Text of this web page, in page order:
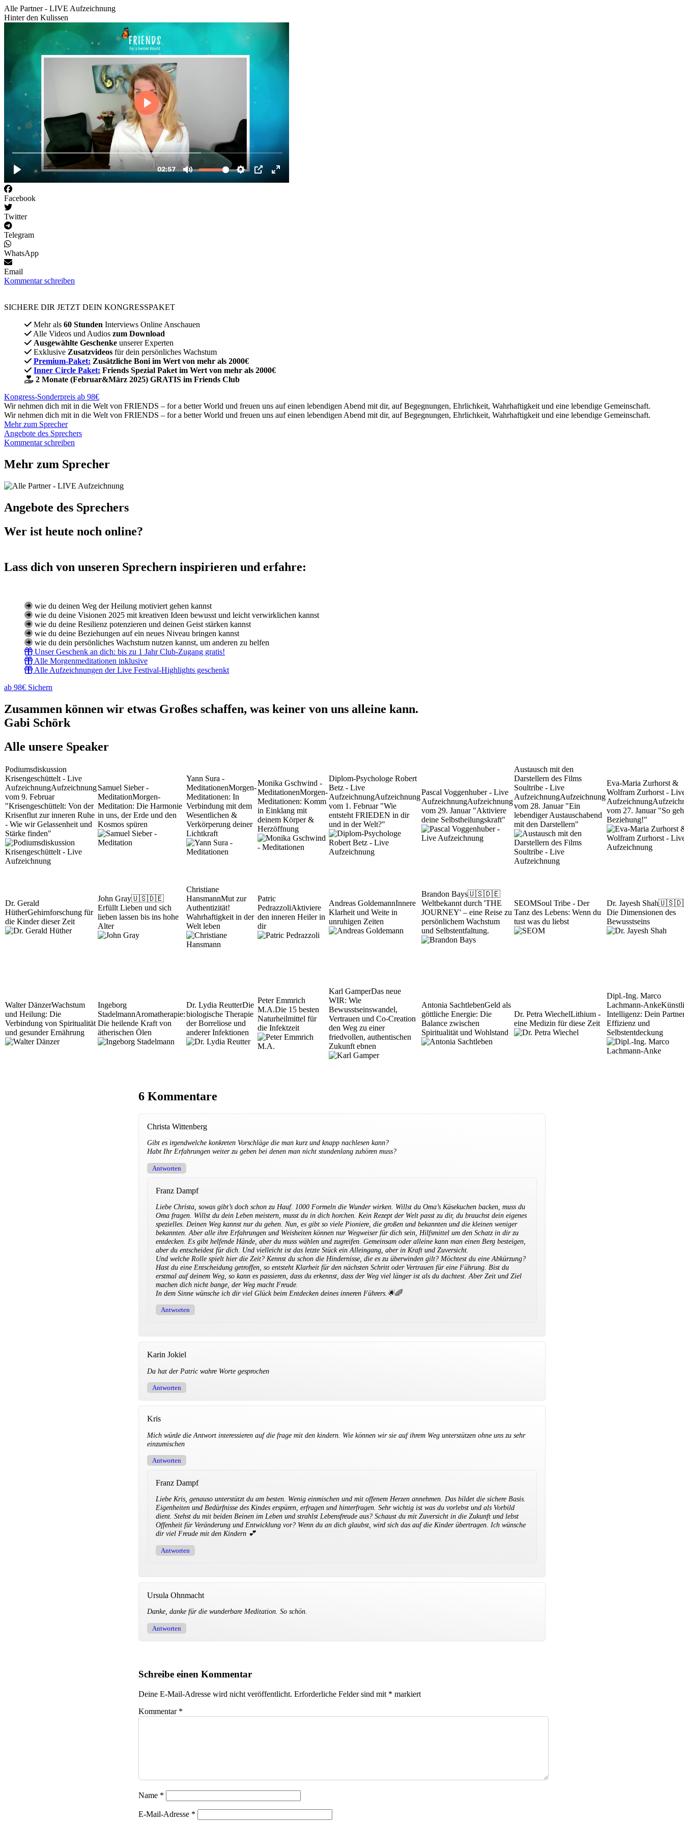
Alle Partner - LIVE Aufzeichnung
Hinter den Kulissen
Facebook
Twitter
Telegram
WhatsApp
Email
Kommentar schreiben
SICHERE DIR JETZT DEIN KONGRESSPAKET​
Mehr als 60 Stunden Interviews Online Anschauen
Alle Videos und Audios zum Download
Ausgewählte Geschenke unserer Experten
Exklusive Zusatzvideos für dein persönliches Wachstum
Premium-Paket: Zusätzliche Boni im Wert von mehr als 2000€
Inner Circle Paket: Friends Spezial Paket im Wert von mehr als 2000€
2 Monate (Februar&März 2025) GRATIS im Friends Club
Kongress-Sonderpreis ab 98€
Wir nehmen dich mit in die Welt von FRIENDS – for a better World und freuen uns auf einen lebendigen Abend mit dir, auf Begegnungen, Ehrlichkeit, Wahrhaftigkeit und eine lebendige Gemeinschaft.
Wir nehmen dich mit in die Welt von FRIENDS – for a better World und freuen uns auf einen lebendigen Abend mit dir, auf Begegnungen, Ehrlichkeit, Wahrhaftigkeit und eine lebendige Gemeinschaft.
Mehr zum Sprecher
Angebote des Sprechers
Kommentar schreiben
Mehr zum Sprecher
Angebote des Sprechers
Wer ist heute noch online?
Lass dich von unseren Sprechern inspirieren und erfahre:
wie du deinen Weg der Heilung motiviert gehen kannst
wie du deine Visionen 2025 mit kreativen Ideen bewusst und leicht verwirklichen kannst
wie du deine Resilienz potenzieren und deinen Geist stärken kannst
wie du deine Beziehungen auf ein neues Niveau bringen kannst
wie du dein persönliches Wachstum nutzen kannst, um anderen zu helfen
Unser Geschenk an dich: bis zu 1 Jahr Club-Zugang gratis!
Alle Morgenmeditationen inklusive
Alle Aufzeichnungen der Live Festival-Highlights geschenkt
ab 98€ Sichern
Zusammen können wir etwas Großes schaffen, was keiner von uns alleine kann.
Gabi Schörk
Alle unsere Speaker
Podiumsdiskussion
Krisengeschüttelt - Live
AufzeichnungAufzeichnung
vom 9. Februar
"Krisengeschüttelt: Von der
Krisenflut zur inneren Ruhe
- Wie wir Gelassenheit und
Stärke finden"
Samuel Sieber -
MeditationMorgen-
Meditation: Die Harmonie
in uns, der Erde und den
Kosmos spüren
Yann Sura -
MeditationenMorgen-
Meditationen: In
Verbindung mit dem
Wesentlichen &
Verkörperung deiner
Lichtkraft
Monika Gschwind -
MeditationenMorgen-
Meditationen: Komm
in Einklang mit
deinem Körper &
Herzöffnung
Diplom-Psychologe Robert
Betz - Live
AufzeichnungAufzeichnung
vom 1. Februar "Wie
entsteht FRIEDEN in dir
und in der Welt?"
Pascal Voggenhuber - Live
AufzeichnungAufzeichnung
vom 29. Januar "Aktiviere
deine Selbstheilungskraft"
Austausch mit den
Darstellern des Films
Soultribe - Live
AufzeichnungAufzeichnung
vom 28. Januar "Ein
lebendiger Austauschabend
mit den Darstellern"
Eva-Maria Zurhorst &
Wolfram Zurhorst -
Aufzeichnung
vom 27. Januar "So
Beziehung!"
Dr. Gerald
HütherGehirnforschung für
die Kinder dieser Zeit
John Gray🇺🇸🇩🇪
Erfüllt Lieben und sich
lieben lassen bis ins hohe
Alter
Christiane
HansmannMut zur
Authentizität!
Wahrhaftigkeit in der
Welt leben
Patric
PedrazzoliAktiviere
den inneren Heiler in
dir
Andreas GoldemannInnere
Klarheit und Weite in
unruhigen Zeiten
Brandon Bays🇺🇸🇩🇪
Weltbekannt durch 'THE
JOURNEY' – eine Reise zu
persönlichem Wachstum
und Selbstentfaltung.
SEOMSoul Tribe - Der
Tanz des Lebens: Wenn du
tust was du liebst
Dr. Jayesh Shah
Die Dimensionen des
Bewusstseins
Walter DänzerWachstum
und Heilung: Die
Verbindung von Spiritualität
und gesunder Ernährung
Ingeborg
StadelmannAromatherapie:
Die heilende Kraft von
ätherischen Ölen
Dr. Lydia ReutterDie
biologische Therapie
der Borreliose und
anderer Infektionen
Peter Emmrich
M.A.Die 15 besten
Naturheilmittel für
die Infektzeit
Karl GamperDas neue
WIR: Wie
Bewusstseinswandel,
Vertrauen und Co-Creation
den Weg zu einer
friedvollen, authentischen
Zukunft ebnen
Antonia SachtlebenGeld als
göttliche Energie: Die
Balance zwischen
Spiritualität und Wohlstand
Dr. Petra WiechelLithium -
eine Medizin für diese Zeit
Dipl.-Ing. Marco
Lachmann-Anke
Intelligenz: Dein
Effizienz und
Selbstentdeckung
6 Kommentare
Christa Wittenberg
Gibt es irgendwelche konkreten Vorschläge die man kurz und knapp nachlesen kann?
Habt Ihr Erfahrungen weiter zu geben bei denen man nicht stundenlang zuhören muss?
Antworten
Franz Dampf
Liebe Christa, sowas gibt’s doch schon zu Hauf. 1000 Formeln die Wunder wirken. Willst du Oma’s Käsekuchen backen, muss du
Oma fragen. Willst du dein Leben meistern, musst du in dich horchen. Kein Rezept der Welt passt zu dir, du brauchst dein eigenes
spezielles. Deinen Weg kannst nur du gehen. Nun, es gibt so viele Pioniere, die großen und bekannten und die kleinen weniger
bekannten. Aber alle ihre Erfahrungen und Weisheiten können nur Wegweiser für dich sein, Hilfsmittel um den Schatz in dir zu
entdecken. Es gibt helfende Hände, aber du muss wählen und zugreifen. Gemeinsam oder alleine kann man einen Berg besteigen,
aber du entscheidest für dich. Und vielleicht ist das letzte Stück ein Alleingang, aber in Kraft und Zuversicht.
Und welche Rolle spielt hier die Zeit? Kennst du schon die Hindernisse, die es zu überwinden gilt? Möchtest du eine Abkürzung?
Hast du eine Entscheidung getroffen, so entsteht Klarheit für den nächsten Schritt oder Vertrauen für eine Führung. Bist du
erstmal auf deinem Weg, so kann es passieren, dass du erkennst, dass der Weg viel länger ist als du dachtest. Aber Zeit und Ziel
machen dich nicht bange, der Weg macht Freude.
In dem Sinne wünsche ich dir viel Glück beim Entdecken deines inneren Führers.🌟🌈
Antworten
Karin Jokiel
Da hat der Patric wahre Worte gesprochen
Antworten
Kris
Mich würde die Antwort interessieren auf die frage mit den kindern. Wie können wir sie auf ihrem Weg unterstützen ohne uns zu sehr
einzumischen
Antworten
Franz Dampf
Liebe Kris, genauso unterstützt du am besten. Wenig einmischen und mit offenem Herzen annehmen. Das bildet die sichere Basis.
Eigenheiten und Bedürfnisse des Kindes erspüren, erfragen und hinterfragen. Sehr wichtig ist was du vorlebst und als Vorbild
dient. Stehst du mit beiden Beinen im Leben und strahlst Lebensfreude aus? Schaust du mit Zuversicht in die Zukunft und lebst
Offenheit für Veränderung und Entwicklung vor? Wenn du an dich glaubst, wird sich das auf die Kinder übertragen. Ich wünsche
dir viel Freude mit den Kindern 💕
Antworten
Ursula Ohnmacht
Danke, danke für die wunderbare Meditation. So schön.
Antworten
Schreibe einen Kommentar
Deine E-Mail-Adresse wird nicht veröffentlicht. Erforderliche Felder sind mit * markiert
Kommentar *
Name *
E-Mail-Adresse *